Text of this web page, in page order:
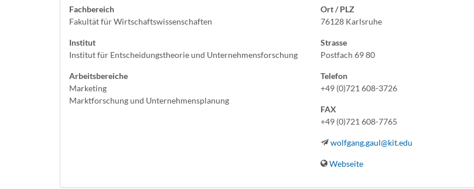
Fachbereich
Fakultät für Wirtschaftswissenschaften
Institut
Institut für Entscheidungstheorie und Unternehmensforschung
Arbeitsbereiche
Marketing
Marktforschung und Unternehmensplanung
Ort / PLZ
76128 Karlsruhe
Strasse
Postfach 69 80
Telefon
+49 (0)721 608-3726
FAX
+49 (0)721 608-7765
wolfgang.gaul@kit.edu
Webseite